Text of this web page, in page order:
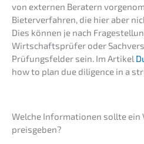
von exter­nen Beratern
Bieter­ver­fah­ren, die hier aber
Dies können je nach
Wirtschafts­prü­fer oder
Prüfungs­fel­der sein. Im Artikel
how to plan due diligence in a
Welche Infor­ma­tio­nen sollte ein
preisgeben?